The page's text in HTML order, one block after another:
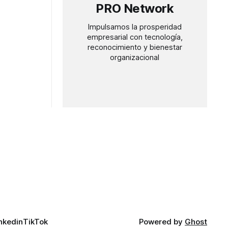
PRO Network
Impulsamos la prosperidad
empresarial con tecnología,
reconocimiento y bienestar
organizacional
TikTok Powered by Ghost